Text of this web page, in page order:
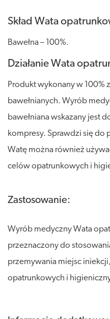
Skład Wata
Bawełna – 100%.
Działanie Wata
Produkt wykonany w 100%
bawełnianych. Wyrób
bawełniana wskazany jest
kompresy. Sprawdzi się do
Watę można również
celów opatrunkowych i
Zastosowanie:
Wyrób medyczny Wata
przeznaczony do
przemywania miejsc
opatrunkowych i